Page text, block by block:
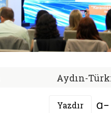
Aydın-
Yazdır